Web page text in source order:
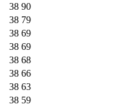
38 90
38 79
38 69
38 69
38 68
38 66
38 63
38 59